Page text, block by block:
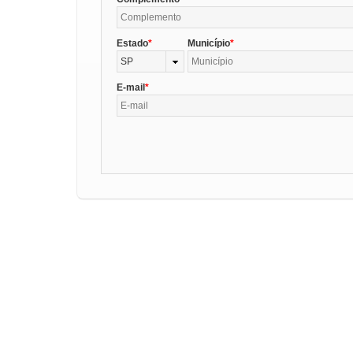
Estado
SP
Município
E-mail